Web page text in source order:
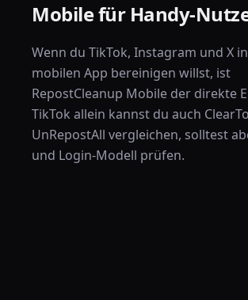
Mobile für Handy-
Wenn du TikTok, Instagram und X
mobilen App bereinigen willst, ist
RepostCleanup Mobile der direkte
TikTok allein kannst du auch
UnRepostAll vergleichen, solltest
und Login-Modell prüfen.